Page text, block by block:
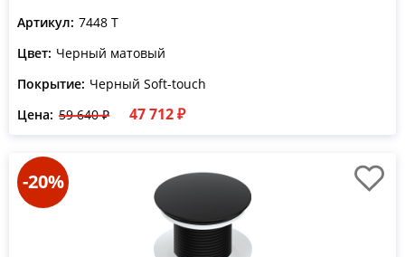
Артикул: 7448 T
Цвет: Черный матовый
Покрытие: Черный Soft-touch
Цена: 59 640 ₽ 47 712 ₽
-20%